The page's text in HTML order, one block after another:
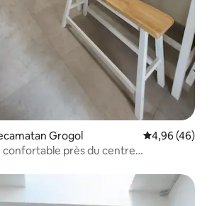
Grogol Évaluation
4,96 (46)
confortable près du centre